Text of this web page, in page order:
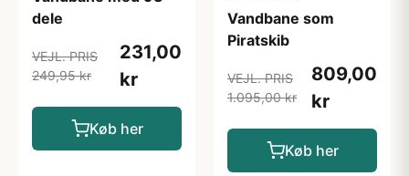
dele
VEJL. PRIS
249,95 kr
231,00
kr
Køb her
Vandbane som
Piratskib
VEJL. PRIS
1.095,00 kr
809,00
kr
Køb her